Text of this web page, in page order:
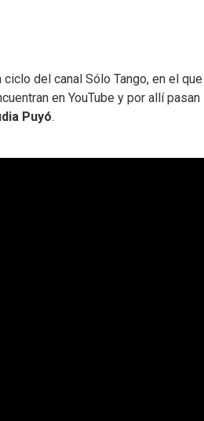
ciclo del canal Sólo Tango, en el que
en YouTube y por allí pasan
Puyó.